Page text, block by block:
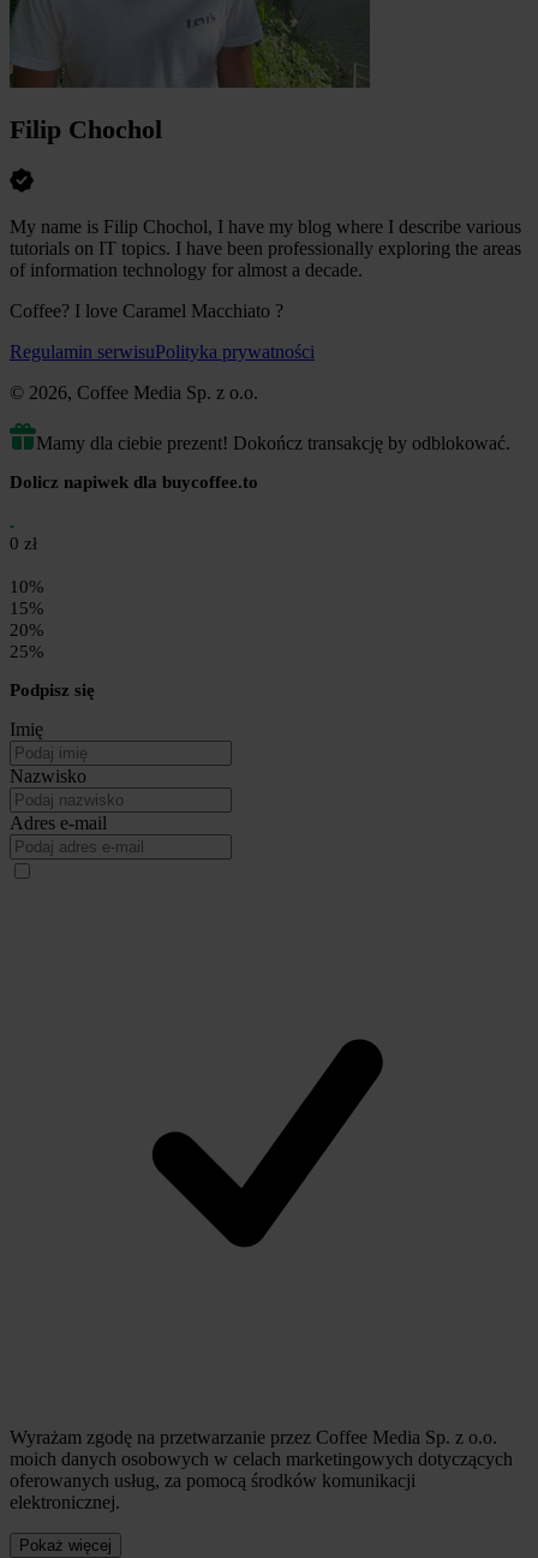
Filip Chochol
My name is Filip Chochol, I have my blog where I describe various
tutorials on IT topics. I have been professionally exploring the areas
of information technology for almost a decade.
Coffee? I love Caramel Macchiato ?
Regulamin serwisuPolityka prywatności
© 2026, Coffee Media Sp. z o.o.
Mamy dla ciebie prezent! Dokończ transakcję by odblokować.
Dolicz napiwek dla buycoffee.to
0 zł
10%
15%
20%
25%
Podpisz się
Imię
Nazwisko
Adres e-mail
Wyrażam zgodę na przetwarzanie przez Coffee Media Sp. z o.o.
moich danych osobowych w celach marketingowych dotyczących
oferowanych usług, za pomocą środków komunikacji
elektronicznej.
Pokaż więcej